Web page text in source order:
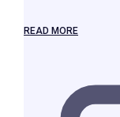
READ MORE